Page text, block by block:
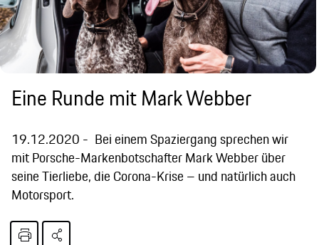
Eine Runde mit Mark Webber
19.12.2020
Bei einem Spaziergang sprechen wir
mit Porsche-Markenbotschafter Mark Webber über
seine Tierliebe, die Corona-Krise – und natürlich auch
Motorsport.